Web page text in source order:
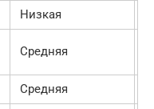
Низкая
Средняя
Средняя